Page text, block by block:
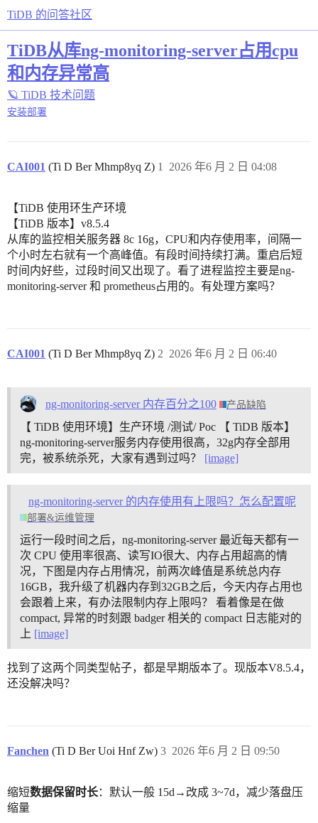
TiDB 的问答社区
TiDB从库ng-monitoring-server占用cpu
和内存异常高
🪐 TiDB 技术问题
安装部署
CAI001 (Ti D Ber Mhmp8yq Z) 2026 年6 月 2 日 04:08
1
【TiDB 使用环生产环境
【TiDB 版本】v8.5.4
从库的监控相关服务器 8c 16g，CPU和内存使用率，间隔一
个小时左右就有一个高峰值。有段时间持续打满。重启后短
时间内好些，过段时间又出现了。看了进程监控主要是ng-
monitoring-server 和 prometheus占用的。有处理方案吗？
CAI001 (Ti D Ber Mhmp8yq Z) 2026 年6 月 2 日 06:40
2
ng-monitoring-server 内存百分之100 产品缺陷
【 TiDB 使用环境】生产环境 /测试/ Poc 【 TiDB 版本】
ng-monitoring-server服务内存使用很高，32g内存全部用
完，被系统杀死，大家有遇到过吗？ [image]
ng-monitoring-server 的内存使用有上限吗？怎么配置呢
部署&运维管理
运行一段时间之后，ng-monitoring-server 最近每天都有一
次 CPU 使用率很高、读写IO很大、内存占用超高的情
况，下图是内存占用情况，前两次峰值是系统总内存
16GB，我升级了机器内存到32GB之后，今天内存占用也
会跟着上来，有办法限制内存上限吗？ 看着像是在做
compact, 异常的时刻跟 badger 相关的 compact 日志能对的
上 [image]
找到了这两个同类型帖子，都是早期版本了。现版本V8.5.4，
还没解决吗？
Fanchen (Ti D Ber Uoi Hnf Zw) 2026 年6 月 2 日 09:50
3
缩短数据保留时长：默认一般 15d→改成 3~7d，减少落盘压
缩量